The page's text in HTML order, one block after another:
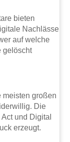
bieten
Nachlässe
auf welche
gelöscht
meisten großen
Die
und Digital
erzeugt.